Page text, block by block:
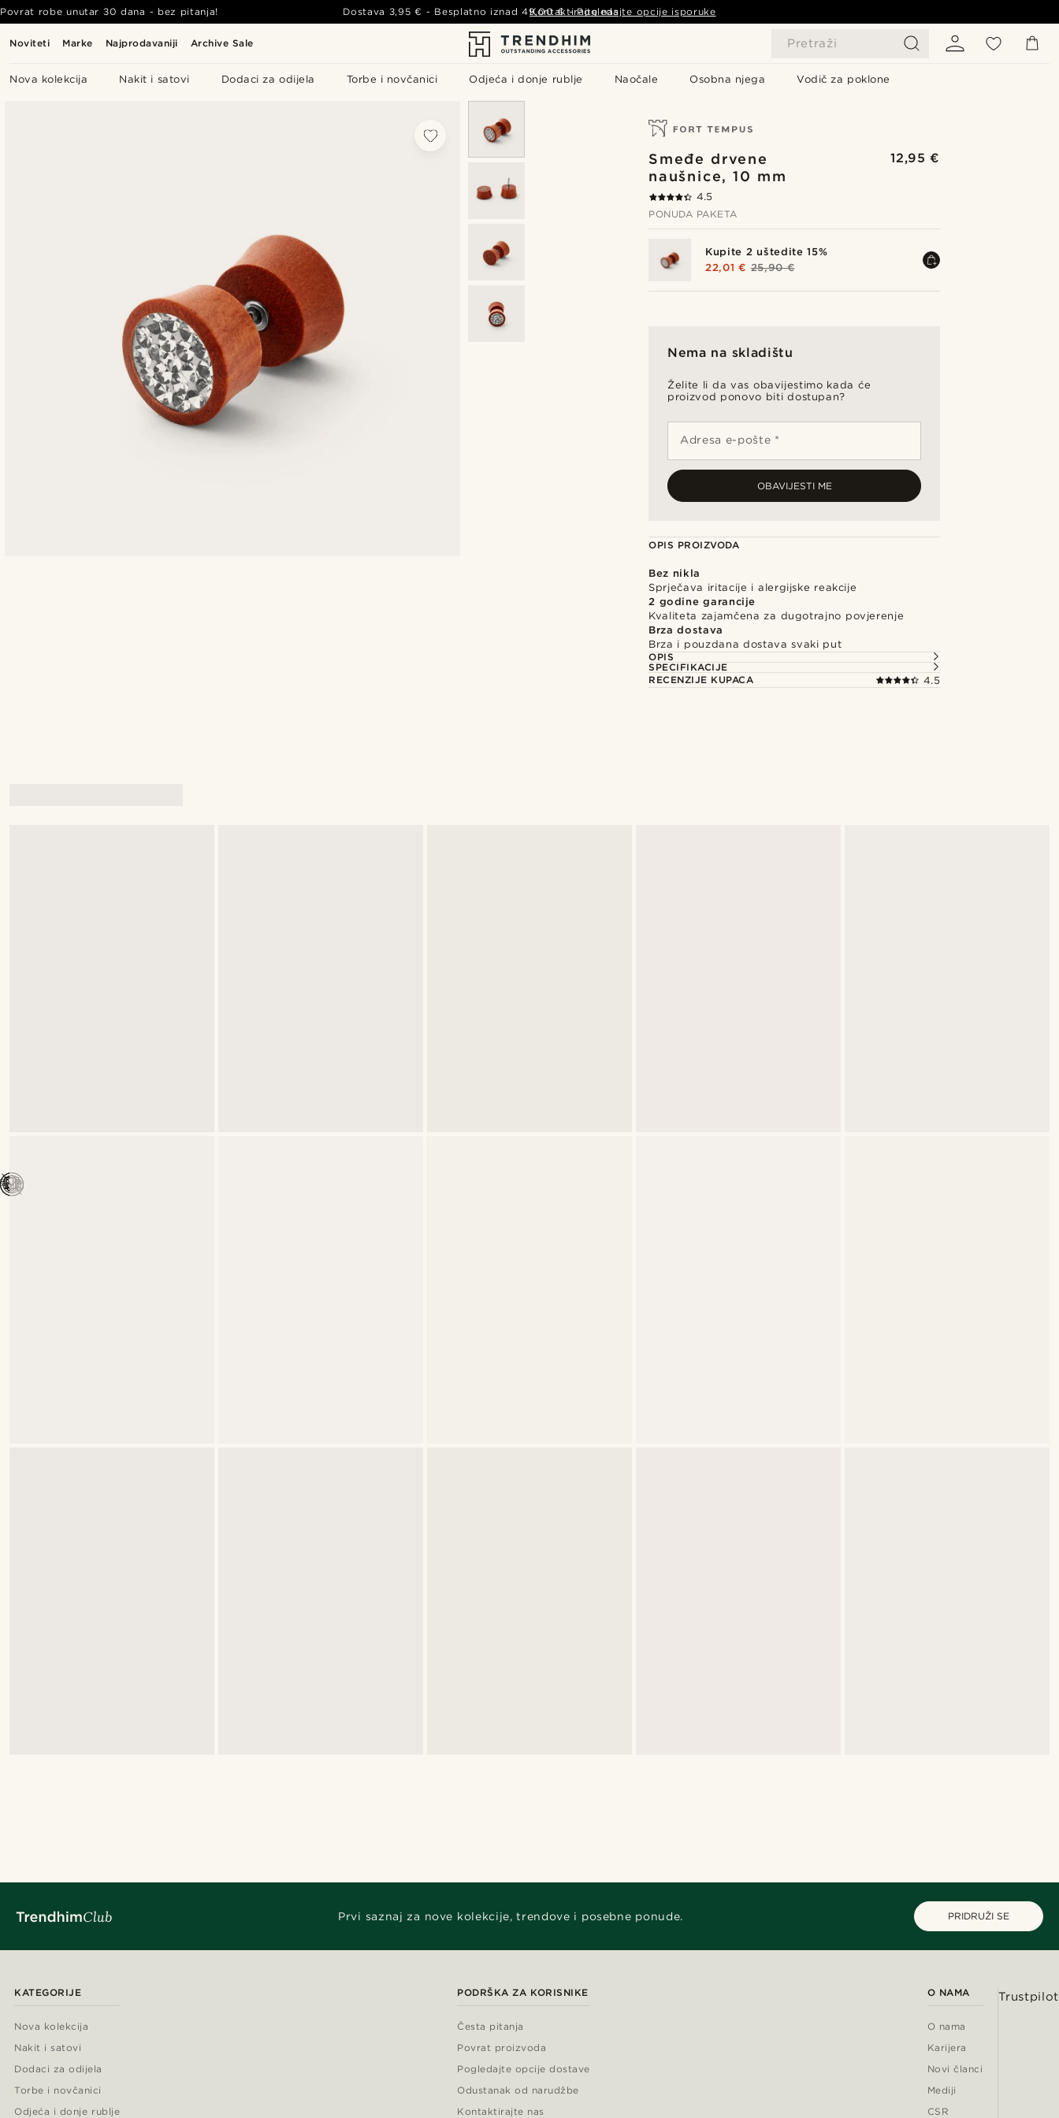
Noviteti Marke Najprodavaniji Archive Sale Pretraži
Nova kolekcija Nakit i satovi Dodaci za odijela Torbe i novčanici Odjeća i donje rublje Naočale Osobna njega Vodič za poklone
Povrat robe unutar 30 dana - bez pitanja! Dostava 3,95 € - Besplatno iznad49,00 € - Pogledajte opcije isporuke
Kontaktirajte nas
Smeđe drvene
naušnice, 10 mm
12,95 €
4.5
PONUDA PAKETA
Kupite 2 uštedite 15%
22,01 € 25,90 €
Nema na skladištu
Želite li da vas obavijestimo kada će
proizvod ponovo biti dostupan?
Adresa e-pošte *
OBAVIJESTI ME
OPIS PROIZVODA
Bez nikla
Sprječava iritacije i alergijske reakcije
2 godine garancije
Kvaliteta zajamčena za dugotrajno povjerenje
Brza dostava
Brza i pouzdana dostava svaki put
OPIS
SPECIFIKACIJE
RECENZIJE KUPACA
4.5
Prvi saznaj za nove kolekcije, trendove i posebne ponude. PRIDRUŽI SE
KATEGORIJE
Nova kolekcija
Nakit i satovi
Dodaci za odijela
Torbe i novčanici
Odjeća i donje rublje
PODRŠKA ZA KORISNIKE
Česta pitanja
Povrat proizvoda
Pogledajte opcije dostave
Odustanak od narudžbe
Kontaktirajte nas
O NAMA
O nama
Karijera
Novi članci
Mediji
CSR
Trustpilot